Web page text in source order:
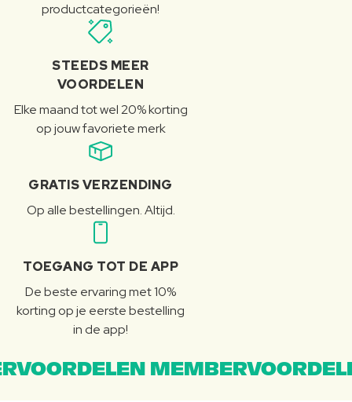
productcategorieën!
STEEDS MEER
VOORDELEN
Elke maand tot wel 20% korting
op jouw favoriete merk
GRATIS VERZENDING
Op alle bestellingen. Altijd.
TOEGANG TOT DE APP
De beste ervaring met 10%
korting op je eerste bestelling
in de app!